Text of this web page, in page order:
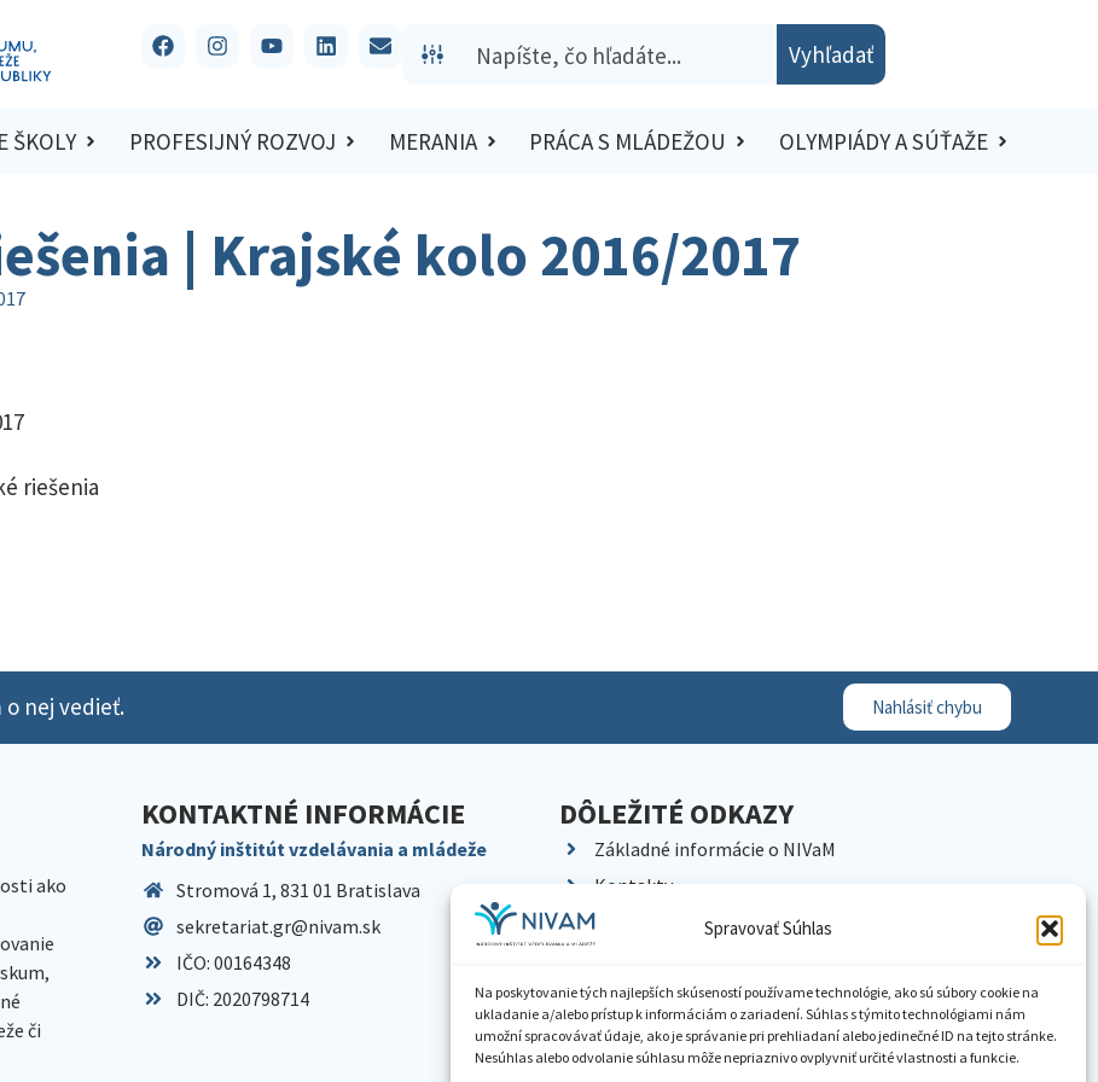
Spravovať Súhlas
Na poskytovanie tých najlepších skúseností používame technológie, ako sú súbory cookie na
ukladanie a/alebo prístup k informáciám o zariadení. Súhlas s týmito technológiami nám
umožní spracovávať údaje, ako je správanie pri prehliadaní alebo jedinečné ID na tejto stránke.
Nesúhlas alebo odvolanie súhlasu môže nepriaznivo ovplyvniť určité vlastnosti a funkcie.
Vyhľadať
ŠKOLY PROFESIJNÝ ROZVOJ MERANIA PRÁCA S MLÁDEŽOU OLYMPIÁDY A SÚŤAŽE
| Krajské kolo 2016/2017
riešenia
o nej vedieť. Nahlásiť chybu
ako
či
KONTAKTNÉ INFORMÁCIE
Národný inštitút vzdelávania a mládeže
Stromová 1, 831 01 Bratislava
sekretariat.gr@nivam.sk
IČO: 00164348
DIČ: 2020798714
DÔLEŽITÉ ODKAZY
Základné informácie o NIVaM
Kontakty
Kariéra
Pracoviská NIVaM
Dokumenty inštitúcie
Knižnica